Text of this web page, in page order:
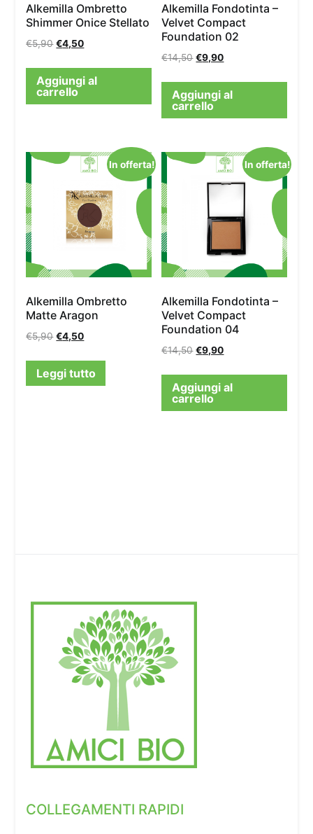
Alkemilla Ombretto
Shimmer Onice Stellato
€5,90 €4,50
Aggiungi al
carrello
Alkemilla Fondotinta –
Velvet Compact
Foundation 02
€14,50 €9,90
Aggiungi al
carrello
In offerta!
Alkemilla Ombretto
Matte Aragon
€5,90 €4,50
Leggi tutto
In offerta!
Alkemilla Fondotinta –
Velvet Compact
Foundation 04
€14,50 €9,90
Aggiungi al
carrello
COLLEGAMENTI RAPIDI